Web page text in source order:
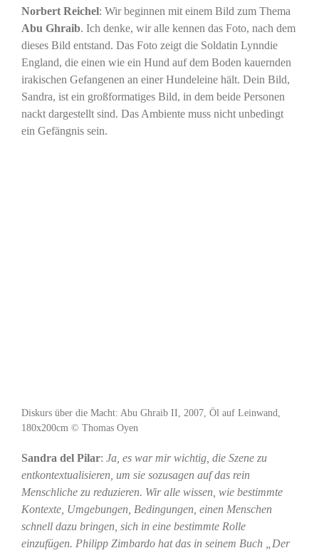
Norbert Reichel: Wir beginnen mit einem Bild zum Thema
Abu Ghraib. Ich denke, wir alle kennen das Foto, nach dem
dieses Bild entstand. Das Foto zeigt die Soldatin Lynndie
England, die einen wie ein Hund auf dem Boden kauernden
irakischen Gefangenen an einer Hundeleine hält. Dein Bild,
Sandra, ist ein großformatiges Bild, in dem beide Personen
nackt dargestellt sind. Das Ambiente muss nicht unbedingt
ein Gefängnis sein.
Diskurs über die Macht: Abu Ghraib II, 2007, Öl auf Leinwand,
180x200cm © Thomas Oyen
Sandra del Pilar: Ja, es war mir wichtig, die Szene zu
entkontextualisieren, um sie sozusagen auf das rein
Menschliche zu reduzieren. Wir alle wissen, wie bestimmte
Kontexte, Umgebungen, Bedingungen, einen Menschen
schnell dazu bringen, sich in eine bestimmte Rolle
einzufügen. Philipp Zimbardo hat das in seinem Buch „Der